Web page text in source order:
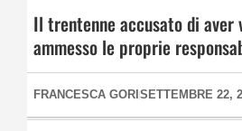
Il trentenne accusato di
ammesso le proprie
FRANCESCA GORI SETTEMBRE 22,